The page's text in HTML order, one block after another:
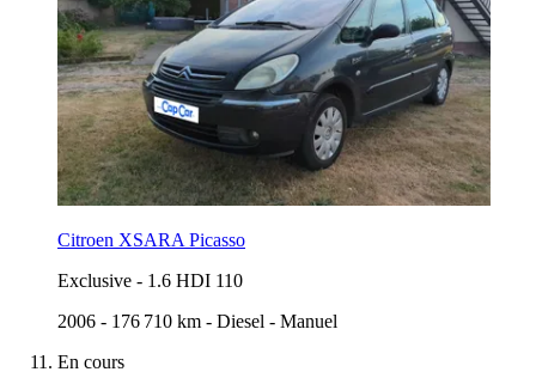
Citroen XSARA Picasso
Exclusive - 1.6 HDI 110
2006 - 176 710 km - Diesel - Manuel
En cours